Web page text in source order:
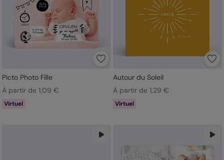
Picto Photo Fille
À partir de 1,09 €
Virtuel
Autour du Soleil
À partir de 1,29 €
Virtuel